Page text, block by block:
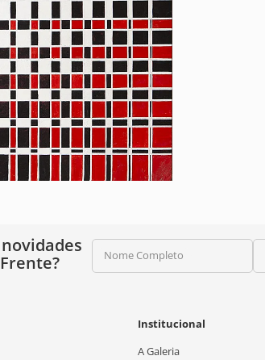
Nome Completo
Institucional
A Galeria